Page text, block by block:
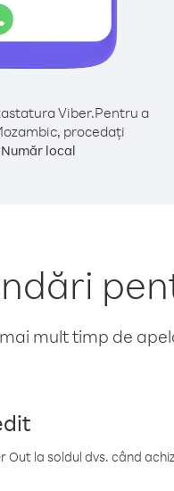
Viber.Pentru a
procedați
Număr local
mult timp de
Out la soldul dvs. când